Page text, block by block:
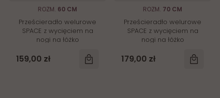
ROZM. 60 CM
Prześcieradło welurowe
SPACE z wycięciem na
nogi na łóżko
159,00 zł
ROZM. 70 CM
Prześcieradło welurowe
SPACE z wycięciem na
nogi na łóżko
179,00 zł